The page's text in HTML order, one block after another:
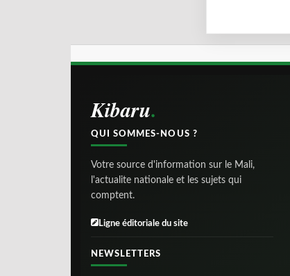
Kibaru
QUI SOMMES-NOUS ?
Votre source d'information sur le Mali,
l'actualite nationale et les sujets qui
comptent.
Ligne éditoriale du site
NEWSLETTERS